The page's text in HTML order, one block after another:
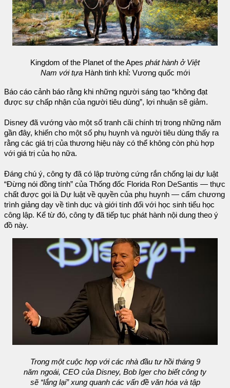
Kingdom of the Planet of the Apes phát hành ở Việt
Nam với tựaHành tinh khỉ: Vương quốc mới
Báo cáo cảnh báo rằng khi những người sáng tạo “không đạt
được sự chấp nhận của người tiêu dùng”, lợi nhuận sẽ giảm.
Disney đã vướng vào một số tranh cãi chính trị trong những năm
gần đây, khiến cho một số phụ huynh và người tiêu dùng thấy ra
rằng các giá trị của thương hiệu này có thể không còn phù hợp
với giá trị của họ nữa.
Đáng chú ý, công ty đã có lập trường cứng rắn chống lại dự luật
“Đừng nói đồng tính” của Thống đốc Florida Ron DeSantis — thực
chất được gọi là Dự luật về quyền của phụ huynh — cấm chương
trình giảng dạy về tình dục và giới tính đối với học sinh tiểu học
công lập. Kể từ đó, công ty đã tiếp tục phát hành nội dung theo ý
đồ này.
Trong một cuộc họp với các nhà đầu tư hồi tháng 9
năm ngoái, CEO của Disney, Bob Iger cho biết công ty
sẽ “lắng lại” xung quanh các vấn đề văn hóa và tập